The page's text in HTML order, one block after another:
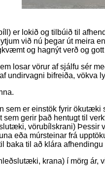
er lokið og tilbúið til
við nú þegar út meira
og hagnýt verð og
losar vörur af sjálfu sér
undirvagni bifreiða, vökva
er einstök fyrir
gerir það hentugt til
vörubílskrani) Þessir
eða múrsteinar frá
baka til að klára
krana) í mörg ár,